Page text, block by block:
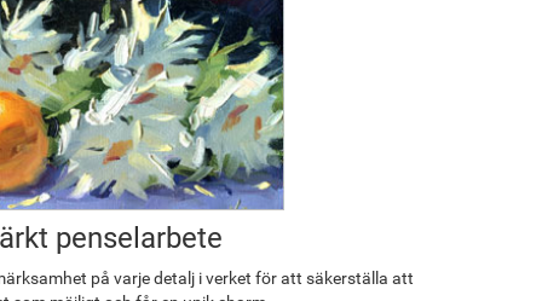
penselarbete
på varje detalj i verket för att säkerställa att